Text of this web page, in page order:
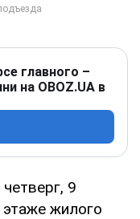
главного –
на OBOZ.UA в
9
жилого